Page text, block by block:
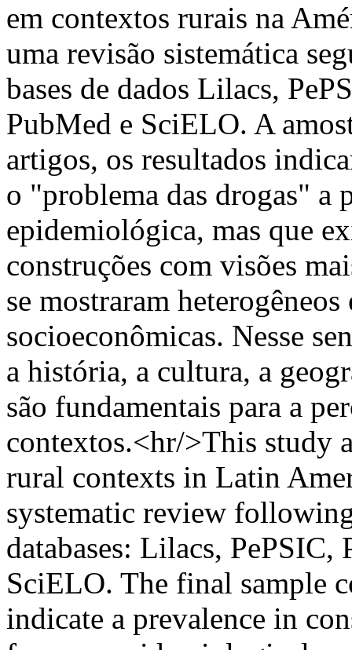
em contextos rurais na
uma revisão sistemática
bases de dados Lilacs,
PubMed e SciELO. A
artigos, os resultados
o "problema das drogas" a
epidemiológica, mas que
construções com visões
se mostraram
socioeconômicas. Nesse
a história, a cultura, a
são fundamentais para a
contextos.<hr/>This study
rural contexts in Latin
systematic review
databases: Lilacs,
SciELO. The final sample
indicate a prevalence in